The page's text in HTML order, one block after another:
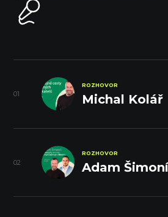
01
ROZHOVOR
Michal Kolář
02
ROZHOVOR
Adam